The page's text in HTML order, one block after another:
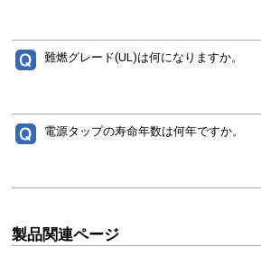
難燃グレード(UL)は何になりますか。
電源タップの寿命年数は何年ですか。
製品関連ページ